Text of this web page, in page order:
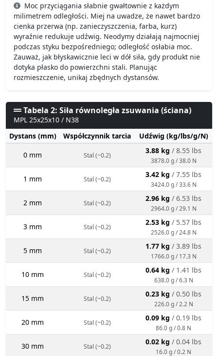
Moc przyciągania słabnie gwałtownie z każdym
milimetrem odległości. Miej na uwadze, że nawet bardzo
cienka przerwa (np. zanieczyszczenia, farba, kurz)
wyraźnie redukuje udźwig. Neodymy działają najmocniej
podczas styku bezpośredniego; odległość osłabia moc.
Zauważ, jak błyskawicznie leci w dół siła, gdy produkt nie
dotyka płasko do powierzchni stali. Planując
rozmieszczenie, unikaj zbędnych dystansów.
Tabela 2: Siła równoległa zsuwania (ściana)
MPL 25x25x10 / N38
Dystans (mm)
Współczynnik tarcia Udźwig (kg/lbs/g/N)
0 mm Stal (~0.2)
3.88 kg / 8.55 lbs
3878.0 g / 38.0 N
1 mm Stal (~0.2)
3.42 kg / 7.55 lbs
3424.0 g / 33.6 N
2 mm Stal (~0.2)
2.96 kg / 6.53 lbs
2964.0 g / 29.1 N
3 mm Stal (~0.2)
2.53 kg / 5.57 lbs
2526.0 g / 24.8 N
5 mm Stal (~0.2)
1.77 kg / 3.89 lbs
1766.0 g / 17.3 N
10 mm Stal (~0.2)
0.64 kg / 1.41 lbs
638.0 g / 6.3 N
15 mm Stal (~0.2)
0.23 kg / 0.50 lbs
226.0 g / 2.2 N
20 mm Stal (~0.2)
0.09 kg / 0.19 lbs
86.0 g / 0.8 N
30 mm Stal (~0.2)
0.02 kg / 0.04 lbs
16.0 g / 0.2 N